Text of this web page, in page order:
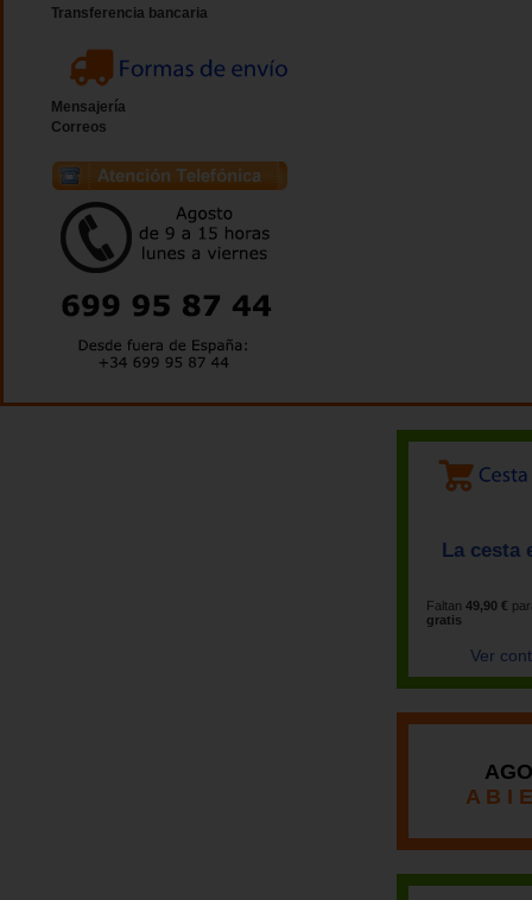
Transferencia bancaria
Mensajería
Correos
La cesta
Faltan 49,90 €
gratis
Ver
A B I